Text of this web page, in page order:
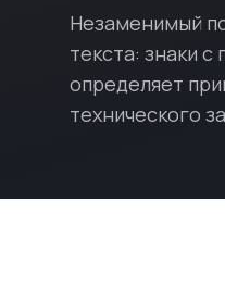
Незаменимый
текста: знаки
определяет
технического